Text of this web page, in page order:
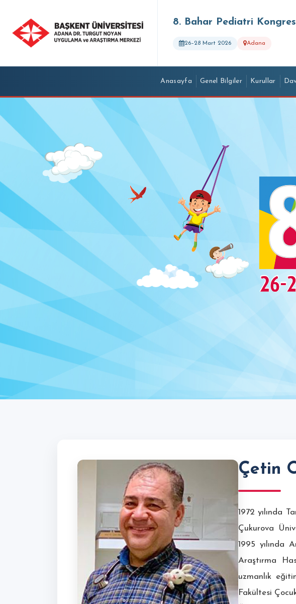
8. Bahar Pediatri
26–28 Mart 2026 Adana
Anasayfa Genel Bilgiler Kurullar
Çetin
1972 yılında
Çukurova
1995 yılında
Araştırma
uzmanlık
Fakültesi